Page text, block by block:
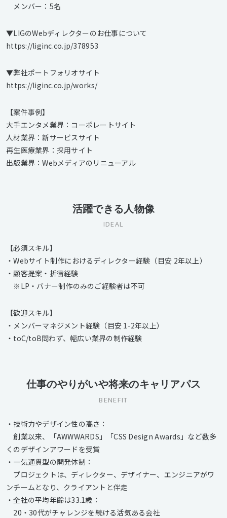
メンバー：5名
▼LIGのWebディレクターのお仕事について
https://liginc.co.jp/378953
▼弊社ポートフォリオサイト
https://liginc.co.jp/works/
【案件事例】
大手エンタメ業界：コーポレートサイト
人材業界：新サービスサイト
再生医療業界：採用サイト
出版業界：Webメディアのリニューアル
活躍できる人物像
IDEAL
【必須スキル】
・Webサイト制作におけるディレクター経験（目安 2年以上）
・顧客提案・折衝経験
※LP・バナー制作のみのご経験者は不可
【歓迎スキル】
・メンバーマネジメント経験（目安 1-2年以上）
・toC/toB問わず、幅広い業界の制作経験
仕事のやりがいや将来のキャリアパス
BENEFIT
・技術力やデザイン性の高さ：
創業以来、「AWWWARDS」「CSS Design Awards」など数多
くのデザインアワードを受賞
・一気通貫型の開発体制：
プロジェクトは、ディレクター、デザイナー、エンジニアがワ
ンチームとなり、クライアントと伴走
・全社の平均年齢は33.1歳：
20・30代がチャレンジを続ける活気ある会社